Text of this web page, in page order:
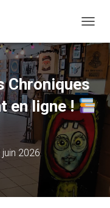
É
L
I
E
R
L
N
A
V
I
Chroniques
en ligne !
juin 2026